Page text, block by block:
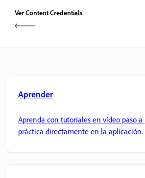
Ver Content Credentials
Aprender
Aprenda con tutoriales en vídeo paso
práctica directamente en la aplicación.